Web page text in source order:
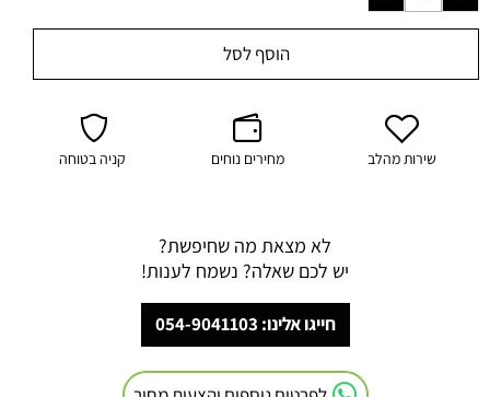
הוסף לסל
שירות מהלב מחירים נוחים קניה בטוחה
לא מצאת מה שחיפשת?
יש לכם שאלה? נשמח לענות!
חייגו אלינו: 054-9041103